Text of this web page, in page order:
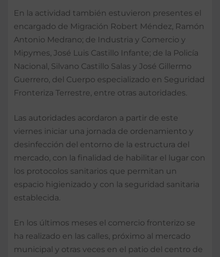
En la actividad también estuvieron presentes el
encargado de Migración Robert Méndez, Ramón
Antonio Medrano; de Industria y Comercio y
Mipymes, José Luis Castillo Infante; de la Policía
Nacional, Silvano Castillo Salas y José Gillermo
Guerrero, del Cuerpo especializado en Seguridad
Fronteriza Terrestre, entre otras autoridades.
Las autoridades acordaron a partir de este
viernes iniciar una jornada de ordenamiento y
desinfección del entorno de la estructura del
mercado, con la finalidad de habilitar el lugar con
los protocolos sanitarios que permitan un
espacio higienizado y con la seguridad sanitaria
establecida.
En los últimos meses el comercio fronterizo se
ha realizado en las calles, próximo al mercado
municipal y otras veces en el patio del centro de